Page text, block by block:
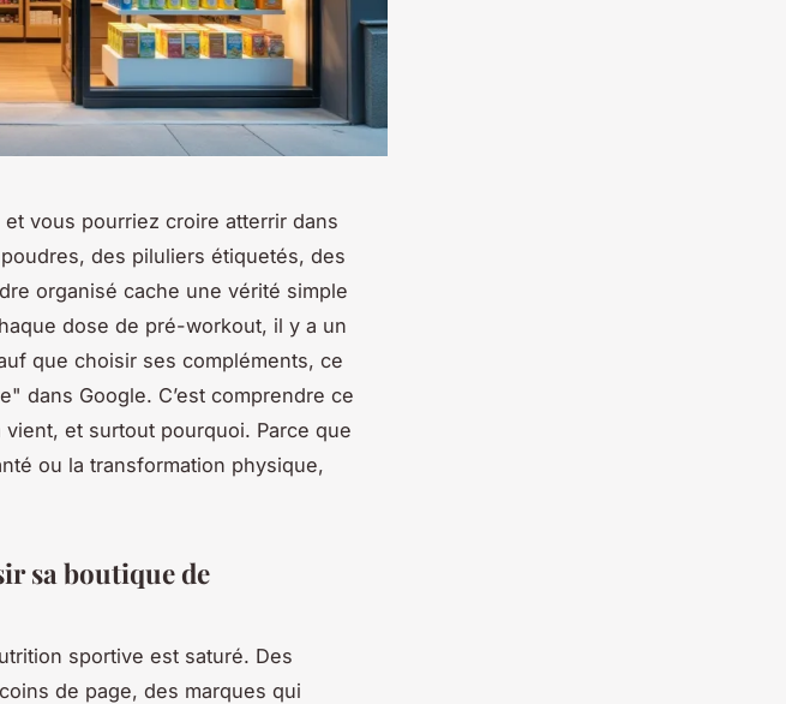
vous pourriez croire atterrir dans
des piluliers étiquetés, des
organisé cache une vérité simple
dose de pré-workout, il y a un
que choisir ses compléments, ce
dans Google. C’est comprendre ce
et surtout pourquoi. Parce que
ou la transformation physique,
sa boutique de
sportive est saturé. Des
de page, des marques qui